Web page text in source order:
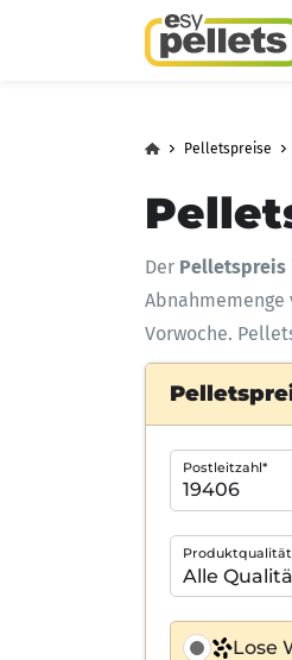
Pelletspreise
Der Pelletspreis
Abnahmemenge
Vorwoche.
Lose
Postleitzahl*
Produktqualität